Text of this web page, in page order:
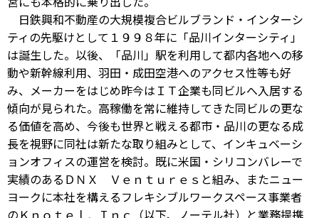
日鉄興和不動産の大規模複合ビルブランド・インターシ
ティの先駆けとして１９９８年に「品川インターシティ」
は誕生した。以後、「品川」駅を利用して都内各地への移
動や新幹線利用、羽田・成田空港へのアクセス性等も好
み、メーカーをはじめ昨今はＩＴ企業も同ビルへ入居する
傾向が見られた。高稼働を常に維持してきた同ビルの更な
る価値を高め、今後も世界と戦える都市・品川の更なる成
長を視野に同社は新たな取り組みとして、インキュベーシ
ョンオフィスの運営を検討。既に米国・シリコンバレーで
実績のあるＤＮＸ Ｖｅｎｔｕｒｅｓと組み、またニュー
ヨークに本社を構えるフレキシブルワークスペース事業者